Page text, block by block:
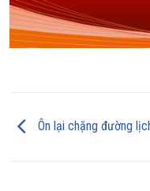
Ôn lại chặng đường